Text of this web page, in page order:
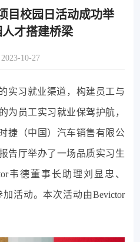
目校园日活动成功举
才搭建桥梁
10-27
实习就业渠道，构建员工与
为员工实习就业保驾护航，
捷（中国）汽车销售有限公
告厅举办了一场品质实习生
韦德董事长助理刘显忠、
活动。本次活动由Bevictor